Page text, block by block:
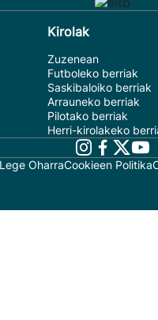
Kirolak
Zuzenean
Futboleko berriak
Saskibaloiko berriak
Arrauneko berriak
Pilotako berriak
Herri-kirolakeko
Lege OharraCookieen Politika